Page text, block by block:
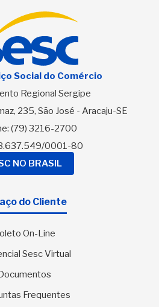
Social do Comércio
Regional Sergipe
235, São José - Aracaju-SE
(79) 3216-2700
0001-80
NO BRASIL
do Cliente
On-Line
Sesc Virtual
Frequentes